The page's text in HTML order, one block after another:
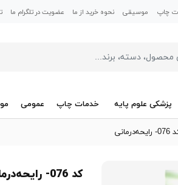
چاپ موسیقی نحوه خرید از ما عضویت در تلگرام ما
پزشکی علوم پایه خدمات چاپ عمومی
کد 076- رایحه‌درمانی